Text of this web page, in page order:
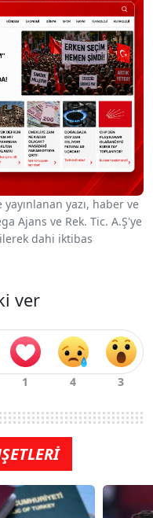
yazı, haber ve
Ajans ve Rek. Tic. A.Ş'ye
dahi iktibas
ver